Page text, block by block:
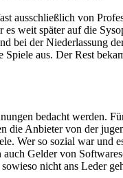
ausschließlich von
weit später auf die
bei der Niederlassung
aus. Der Rest
bedacht werden.
die Anbieter von der
Wer so sozial war
auch Gelder von
nicht ans Leder